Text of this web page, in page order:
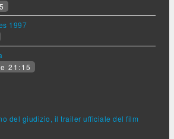
1997
21:15
del giudizio, il trailer ufficiale del film